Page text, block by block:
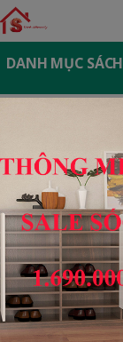
DANH MỤC SÁCH
Văn Học Việt Nam